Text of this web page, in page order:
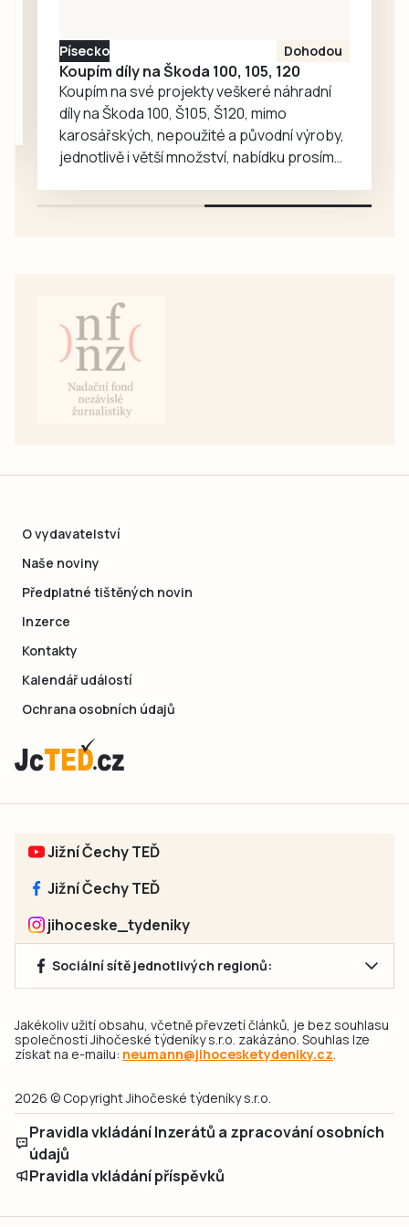
Písecko Dohodou
Koupím díly na Škoda 100, 105, 120
Koupím na své projekty veškeré náhradní
díly na Škoda 100, Š105, Š120, mimo
karosářských, nepoužité a původní výroby,
jednotlivě i větší množství, nabídku prosím
O vydavatelství
Naše noviny
Předplatné tištěných novin
Inzerce
Kontakty
Kalendář událostí
Ochrana osobních údajů
Jižní Čechy TEĎ
Jižní Čechy TEĎ
jihoceske_tydeniky
Sociální sítě jednotlivých regionů:
Jakékoliv užití obsahu, včetně převzetí článků, je bez souhlasu
společnosti Jihočeské týdeníky s.r.o. zakázáno. Souhlas lze
získat na e-mailu: neumann@jihocesketydeniky.cz
2026 © Copyright Jihočeské týdeníky s.r.o.
Pravidla vkládání Inzerátů a zpracování osobních
údajů
Pravidla vkládání příspěvků